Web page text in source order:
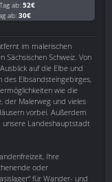
ab: 52€
ab: 30€
im malerischen
Schweiz. Von
auf die Elbe und
Elbsandsteingebirges,
wie die
der Malerweg und vieles
vorbei. Außerdem
unsere Landeshauptstadt
Ihre
oder
für Wander- und